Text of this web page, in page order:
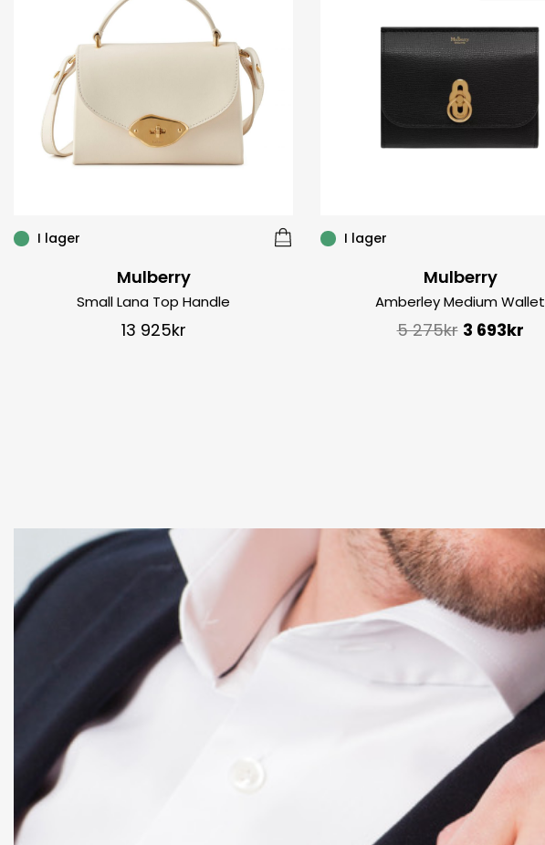
I lager
Mulberry
Small Lana Top Handle
13 925kr
I lager
Mulberry
Amberley Medium Wallet
5 275kr 3 693kr